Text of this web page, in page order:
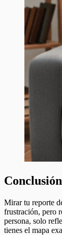
Conclusión
Mirar tu reporte
frustración, pero
persona, solo
tienes el mapa